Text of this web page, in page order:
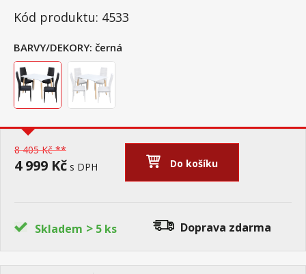
Kód produktu: 4533
BARVY/DEKORY: černá
8 405 Kč **
4 999 Kč s DPH Do košíku
Skladem > 5 ks Doprava zdarma